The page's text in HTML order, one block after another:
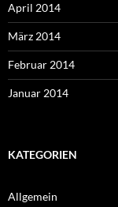
April 2014
März 2014
Februar 2014
Januar 2014
KATEGORIEN
Allgemein